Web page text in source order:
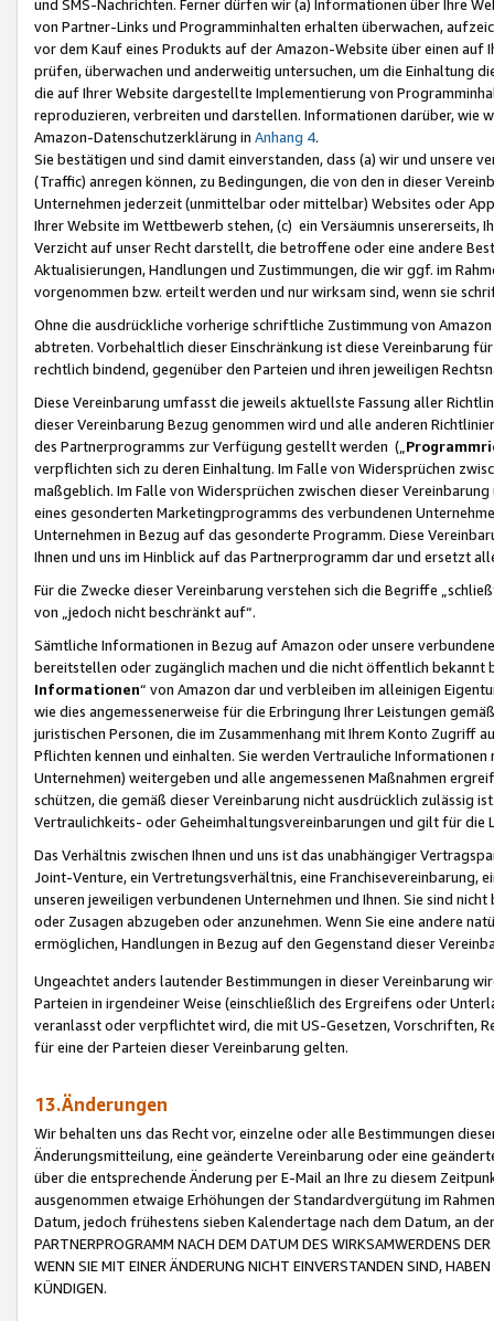
und SMS-Nachrichten. Ferner dürfen wir (a) Informationen über Ihre
von Partner-Links und Programminhalten erhalten überwachen,
vor dem Kauf eines Produkts auf der Amazon-Website über einen
prüfen, überwachen und anderweitig untersuchen, um die Einhaltung
die auf Ihrer Website dargestellte Implementierung von
reproduzieren, verbreiten und darstellen. Informationen darüber, wie
Amazon-Datenschutzerklärung in Anhang 4.
Sie bestätigen und sind damit einverstanden, dass (a) wir und
(Traffic) anregen können, zu Bedingungen, die von den in dieser
Unternehmen jederzeit (unmittelbar oder mittelbar) Websites oder
Ihrer Website im Wettbewerb stehen, (c) ein Versäumnis unsererseits,
Verzicht auf unser Recht darstellt, die betroffene oder eine andere
Aktualisierungen, Handlungen und Zustimmungen, die wir ggf. im
vorgenommen bzw. erteilt werden und nur wirksam sind, wenn sie
Ohne die ausdrückliche vorherige schriftliche Zustimmung von
abtreten. Vorbehaltlich dieser Einschränkung ist diese Vereinbarung
rechtlich bindend, gegenüber den Parteien und ihren jeweiligen
Diese Vereinbarung umfasst die jeweils aktuellste Fassung aller
dieser Vereinbarung Bezug genommen wird und alle anderen
des Partnerprogramms zur Verfügung gestellt werden („
verpflichten sich zu deren Einhaltung. Im Falle von Widersprüchen
maßgeblich. Im Falle von Widersprüchen zwischen dieser
eines gesonderten Marketingprogramms des verbundenen
Unternehmen in Bezug auf das gesonderte Programm. Diese
Ihnen und uns im Hinblick auf das Partnerprogramm dar und ersetzt
Für die Zwecke dieser Vereinbarung verstehen sich die Begriffe
von „jedoch nicht beschränkt auf“.
Sämtliche Informationen in Bezug auf Amazon oder unsere
bereitstellen oder zugänglich machen und die nicht öffentlich
Informationen“ von Amazon dar und verbleiben im alleinigen
wie dies angemessenerweise für die Erbringung Ihrer Leistungen
juristischen Personen, die im Zusammenhang mit Ihrem Konto
Pflichten kennen und einhalten. Sie werden Vertrauliche
Unternehmen) weitergeben und alle angemessenen Maßnahmen
schützen, die gemäß dieser Vereinbarung nicht ausdrücklich zulässig
Vertraulichkeits- oder Geheimhaltungsvereinbarungen und gilt für die
Das Verhältnis zwischen Ihnen und uns ist das unabhängiger
Joint-Venture, ein Vertretungsverhältnis, eine Franchisevereinbarung,
unseren jeweiligen verbundenen Unternehmen und Ihnen. Sie sind
oder Zusagen abzugeben oder anzunehmen. Wenn Sie eine andere
ermöglichen, Handlungen in Bezug auf den Gegenstand dieser
Ungeachtet anders lautender Bestimmungen in dieser Vereinbarung
Parteien in irgendeiner Weise (einschließlich des Ergreifens oder
veranlasst oder verpflichtet wird, die mit US-Gesetzen, Vorschriften,
für eine der Parteien dieser Vereinbarung gelten.
13.Änderungen
Wir behalten uns das Recht vor, einzelne oder alle Bestimmungen
Änderungsmitteilung, eine geänderte Vereinbarung oder eine
über die entsprechende Änderung per E-Mail an Ihre zu diesem
ausgenommen etwaige Erhöhungen der Standardvergütung im
Datum, jedoch frühestens sieben Kalendertage nach dem Datum, an
PARTNERPROGRAMM NACH DEM DATUM DES WIRKSAMWERDENS
WENN SIE MIT EINER ÄNDERUNG NICHT EINVERSTANDEN SIND,
KÜNDIGEN.